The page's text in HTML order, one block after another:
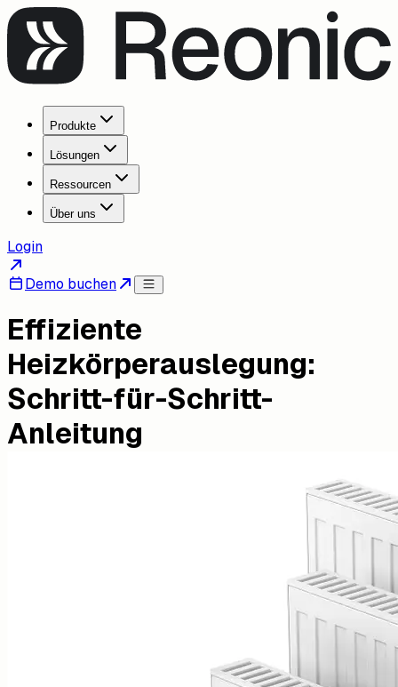
Produkte
Lösungen
Ressourcen
Über uns
Login
Demo buchen
Effiziente
Heizkörperauslegung:
Schritt-für-Schritt-
Anleitung